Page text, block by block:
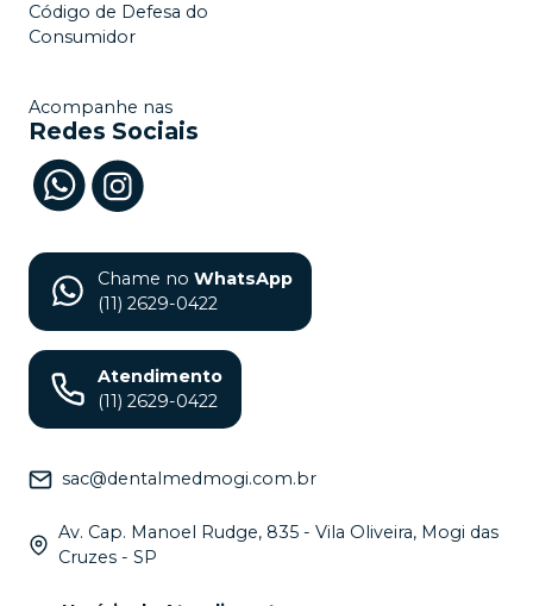
Código de Defesa do
Consumidor
Acompanhe nas
Redes Sociais
Chame no WhatsApp
(11) 2629-0422
Atendimento
(11) 2629-0422
sac@dentalmedmogi.com.br
Av. Cap. Manoel Rudge, 835 - Vila Oliveira, Mogi das
Cruzes - SP